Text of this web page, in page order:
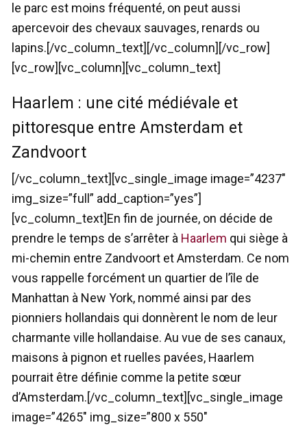
le parc est moins fréquenté, on peut aussi
apercevoir des chevaux sauvages, renards ou
lapins.[/vc_column_text][/vc_column][/vc_row]
[vc_row][vc_column][vc_column_text]
Haarlem : une cité médiévale et
pittoresque entre Amsterdam et
Zandvoort
[/vc_column_text][vc_single_image image=”4237″
img_size=”full” add_caption=”yes”]
[vc_column_text]En fin de journée, on décide de
prendre le temps de s’arrêter à Haarlem qui siège à
mi-chemin entre Zandvoort et Amsterdam. Ce nom
vous rappelle forcément un quartier de l’île de
Manhattan à New York, nommé ainsi par des
pionniers hollandais qui donnèrent le nom de leur
charmante ville hollandaise. Au vue de ses canaux,
maisons à pignon et ruelles pavées, Haarlem
pourrait être définie comme la petite sœur
d’Amsterdam.[/vc_column_text][vc_single_image
image=”4265″ img_size=”800 x 550″